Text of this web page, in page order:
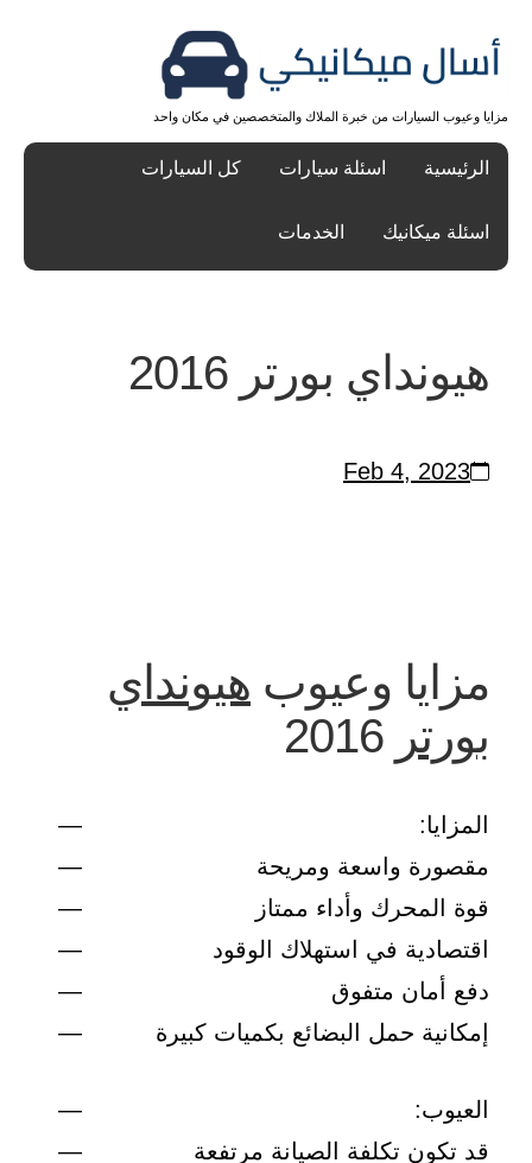
مزايا وعيوب السيارات من خبرة الملاك والمتخصصين في مكان واحد
الرئيسية اسئلة سيارات كل السيارات
اسئلة ميكانيك الخدمات
هيونداي بورتر 2016
Feb 4, 2023
مزايا وعيوب هيونداي
بورتر
المزايا:
مقصورة واسعة ومريحة
قوة المحرك وأداء ممتاز
اقتصادية في استهلاك الوقود
دفع أمان متفوق
إمكانية حمل البضائع بكميات كبيرة
العيوب:
قد تكون تكلفة الصيانة مرتفعة